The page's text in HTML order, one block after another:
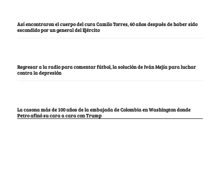
Así encontraron el cuerpo del cura Camilo Torres, 60 años después de haber sido
escondido por un general del Ejército
Regresar a la radio para comentar fútbol, la solución de Iván Mejía para luchar
contra la depresión
La casona más de 100 años de la embajada de Colombia en Washington donde
Petro afinó su cara a cara con Trump